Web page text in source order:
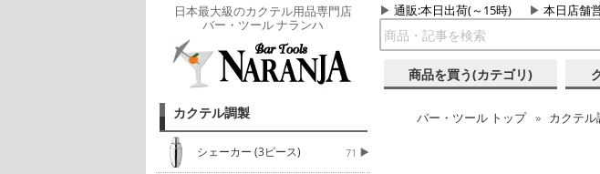
日本最大級のカクテル用品専門店
バー・ツール ナランハ
通販:本日出荷(～15時) 本日店舗
商品を買う(カテゴリ)
カクテル調製
シェーカー (3ピース) 71
バー・ツール トップ カクテル